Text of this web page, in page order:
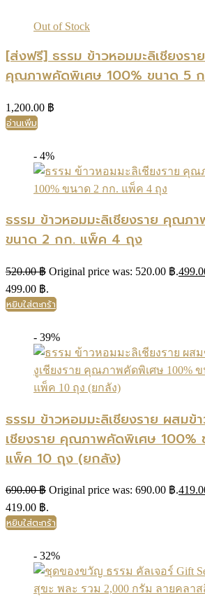
Out of Stock
[ส่งฟรี] ธรรม ข้าวหอมมะลิเชียงร
คุณภาพคัดพิเศษ 100% ขนาด 5
1,200.00 ฿
อ่านเพิ่ม
- 4%
ธรรม ข้าวหอมมะลิเชียงราย คุณภ
ขนาด 2 กก. แพ็ค 4 ถุง
520.00฿ Original price was: 520.00 ฿.
499.00 ฿.
หยิบใส่ตะกร้า
- 39%
ธรรม ข้าวหอมมะลิเชียงราย ผสมข้
เชียงราย คุณภาพคัดพิเศษ 100%
แพ็ค 10 ถุง (ยกลัง)
690.00฿ Original price was: 690.00 ฿.
419.00 ฿.
หยิบใส่ตะกร้า
- 32%